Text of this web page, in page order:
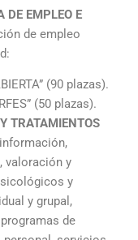
DE EMPLEO E
de empleo
(90 plazas).
(50 plazas).
TRATAMIENTOS
valoración y
y
y grupal,
de